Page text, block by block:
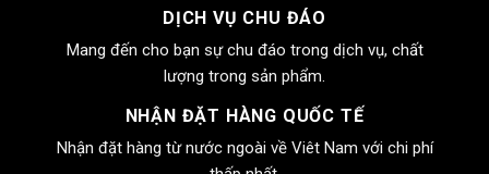
DỊCH VỤ CHU ĐÁO
Mang đến cho bạn sự chu đáo trong dịch vụ, chất
lượng trong sản phẩm.
NHẬN ĐẶT HÀNG QUỐC TẾ
Nhận đặt hàng từ nước ngoài về Viêt Nam với chi phí